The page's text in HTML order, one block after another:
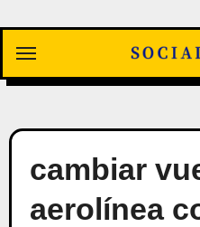
contenido
cambiar
aerolínea